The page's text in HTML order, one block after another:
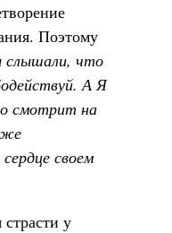
Поэтому
что
А Я
смотрит на
своем
у